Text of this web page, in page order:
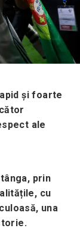
și foarte
ale
prin
cu
una